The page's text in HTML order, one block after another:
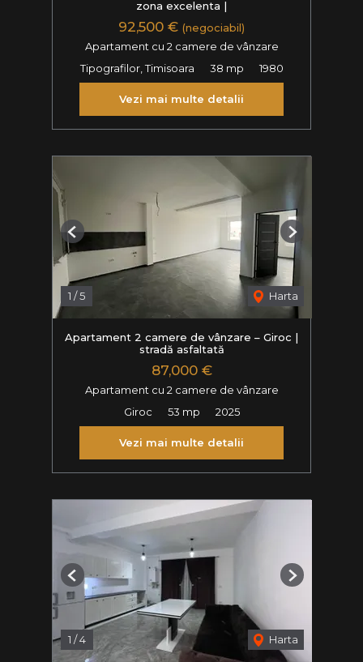
zona excelenta |
92,500 € (negociabil)
Apartament cu 2 camere de vânzare
Tipografilor, Timisoara
38 mp 1980
Vezi mai multe detalii
1 /5 Harta
Previous Next
Apartament 2 camere de vânzare – Giroc |
stradă asfaltată
87,000 €
Apartament cu 2 camere de vânzare
Giroc
53 mp 2025
Vezi mai multe detalii
1 /4 Harta
Previous Next